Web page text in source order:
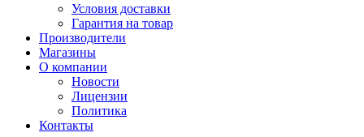
Условия доставки
Гарантия на товар
Производители
Магазины
О компании
Новости
Лицензии
Политика
Контакты